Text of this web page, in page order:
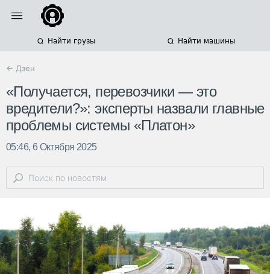
Найти грузы Найти машины
← Дзен
«Получается, перевозчики — это
вредители?»: эксперты назвали главные
проблемы системы «Платон»
05:46, 6 Октября 2025